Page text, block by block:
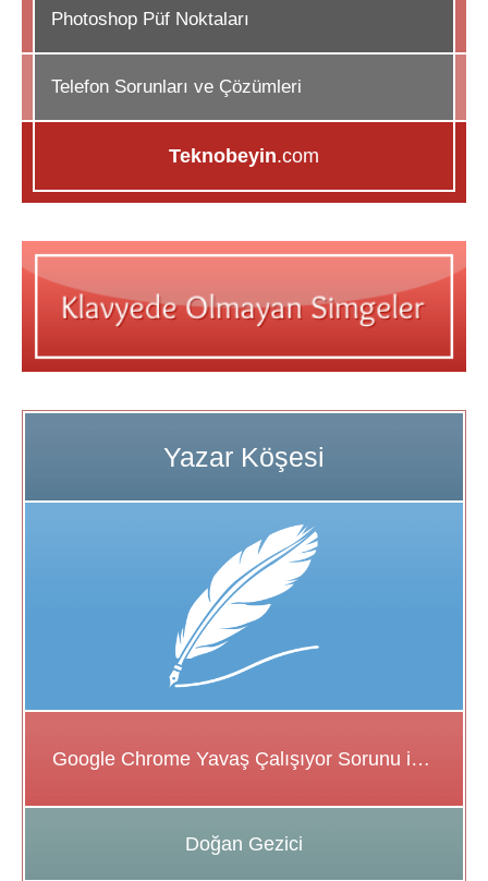
Photoshop Püf Noktaları
Telefon Sorunları ve Çözümleri
Teknobeyin.com
Google Chrome Yavaş Çalışıyor Sorunu için Çözüm Önerileri
Doğan Gezici